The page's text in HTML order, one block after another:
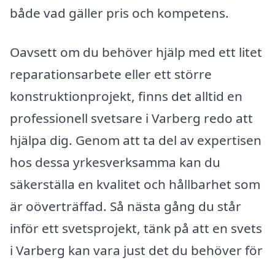
både vad gäller pris och kompetens.
Oavsett om du behöver hjälp med ett litet
reparationsarbete eller ett större
konstruktionprojekt, finns det alltid en
professionell svetsare i Varberg redo att
hjälpa dig. Genom att ta del av expertisen
hos dessa yrkesverksamma kan du
säkerställa en kvalitet och hållbarhet som
är oöverträffad. Så nästa gång du står
inför ett svetsprojekt, tänk på att en svets
i Varberg kan vara just det du behöver för